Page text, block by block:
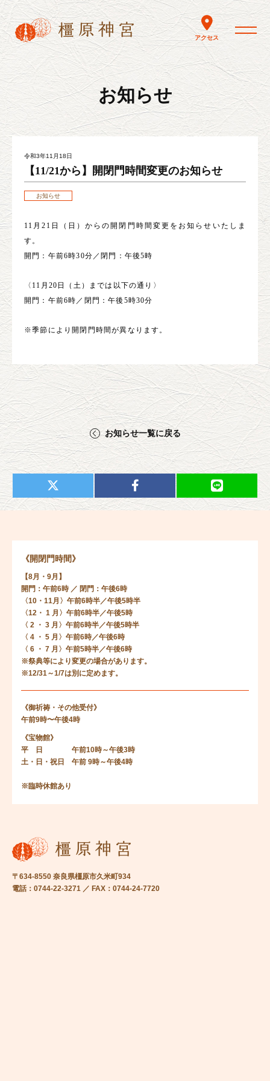
アクセス
toggle
お知らせ
令和3年11月18日
【11/21から】開閉門時間変更のお知らせ
お知らせ
11月21日（日）からの開閉門時間変更をお知らせいたしま
す。
開門：午前6時30分／閉門：午後5時
〈11月20日（土）までは以下の通り〉
開門：午前6時／閉門：午後5時30分
※季節により開閉門時間が異なります。
お知らせ一覧に戻る
《開閉門時間》
【8月・9月】
開門：午前6時 ／ 閉門：午後6時
〈10・11月〉午前6時半／午後5時半
〈12・ 1 月〉午前6時半／午後5時
〈 2 ・ 3 月〉午前6時半／午後5時半
〈 4 ・ 5 月〉午前6時／午後6時
〈 6 ・ 7 月〉午前5時半／午後6時
※祭典等により変更の場合があります。
※12/31～1/7は別に定めます。
《御祈祷・その他受付》
午前9時〜午後4時
《宝物館》
平 日 午前10時～午後3時
土・日・祝日 午前 9時～午後4時
※臨時休館あり
〒634-8550 奈良県橿原市久米町934
電話：0744-22-3271 ／ FAX：0744-24-7720